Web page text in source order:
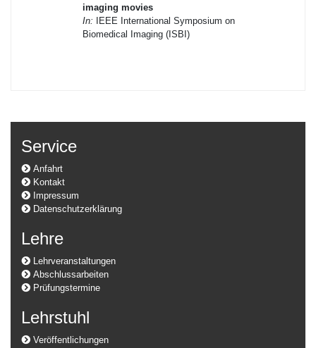
imaging movies
In: IEEE International Symposium on
Biomedical Imaging (ISBI)
Service
Anfahrt
Kontakt
Impressum
Datenschutzerklärung
Lehre
Lehrveranstaltungen
Abschlussarbeiten
Prüfungstermine
Lehrstuhl
Veröffentlichungen